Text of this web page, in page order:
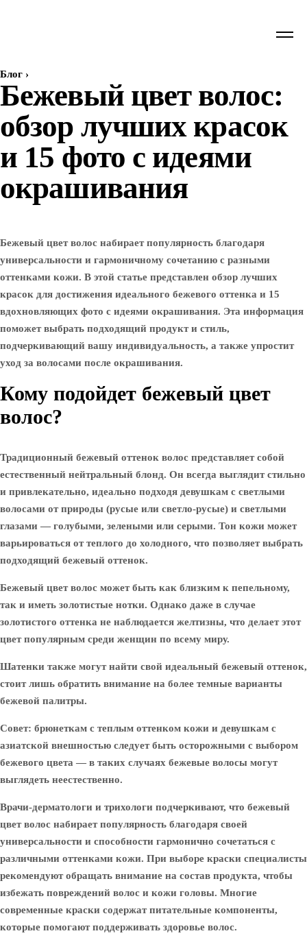
Блог ›
Бежевый цвет волос:
обзор лучших красок
и 15 фото с идеями
окрашивания
Бежевый цвет волос набирает популярность благодаря
универсальности и гармоничному сочетанию с разными
оттенками кожи. В этой статье представлен обзор лучших
красок для достижения идеального бежевого оттенка и 15
вдохновляющих фото с идеями окрашивания. Эта информация
поможет выбрать подходящий продукт и стиль,
подчеркивающий вашу индивидуальность, а также упростит
уход за волосами после окрашивания.
Кому подойдет бежевый цвет
волос?
Традиционный бежевый оттенок волос представляет собой
естественный нейтральный блонд. Он всегда выглядит стильно
и привлекательно, идеально подходя девушкам с светлыми
волосами от природы (русые или светло-русые) и светлыми
глазами — голубыми, зелеными или серыми. Тон кожи может
варьироваться от теплого до холодного, что позволяет выбрать
подходящий бежевый оттенок.
Бежевый цвет волос может быть как близким к пепельному,
так и иметь золотистые нотки. Однако даже в случае
золотистого оттенка не наблюдается желтизны, что делает этот
цвет популярным среди женщин по всему миру.
Шатенки также могут найти свой идеальный бежевый оттенок,
стоит лишь обратить внимание на более темные варианты
бежевой палитры.
Совет: брюнеткам с теплым оттенком кожи и девушкам с
азиатской внешностью следует быть осторожными с выбором
бежевого цвета — в таких случаях бежевые волосы могут
выглядеть неестественно.
Врачи-дерматологи и трихологи подчеркивают, что бежевый
цвет волос набирает популярность благодаря своей
универсальности и способности гармонично сочетаться с
различными оттенками кожи. При выборе краски специалисты
рекомендуют обращать внимание на состав продукта, чтобы
избежать повреждений волос и кожи головы. Многие
современные краски содержат питательные компоненты,
которые помогают поддерживать здоровье волос.